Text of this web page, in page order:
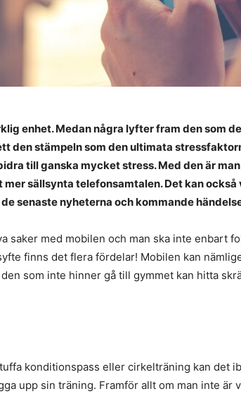
enhet. Medan några lyfter fram den som
den stämpeln som den ultimata
till ganska mycket stress. Med den är
mer sällsynta telefonsamtalen. Det kan
senaste nyheterna och kommande
saker med mobilen och man ska inte enbart
finns det flera fördelar! Mobilen kan
som inte hinner gå till gymmet kan hitta
konditionspass eller cirkelträning kan det
upp sin träning. Framför allt om man inte är